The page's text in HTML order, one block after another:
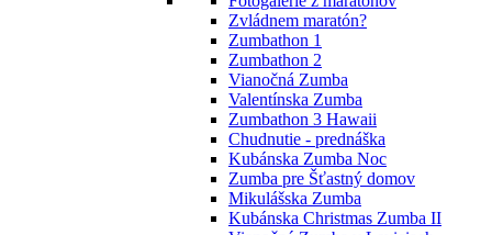
Zvládnem maratón?
Zumbathon 1
Zumbathon 2
Vianočná Zumba
Valentínska Zumba
Zumbathon 3 Hawaii
Chudnutie - prednáška
Kubánska Zumba Noc
Zumba pre Šťastný domov
Mikulášska Zumba
Kubánska Christmas Zumba II